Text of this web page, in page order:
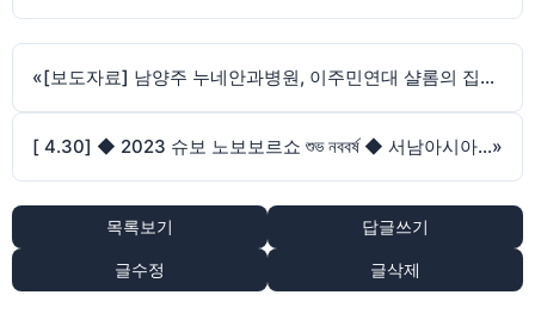
« [보도자료] 남양주 누네안과병원, 이주민연대 샬롬의 집과 의료지원 업무협약
[ 4.30] ◆ 2023 슈보 노보보르쇼 শুভ নববর্ষ ◆ 서남아시아 설날 축제 참가 안내»
목록보기 답글쓰기
글수정 글삭제